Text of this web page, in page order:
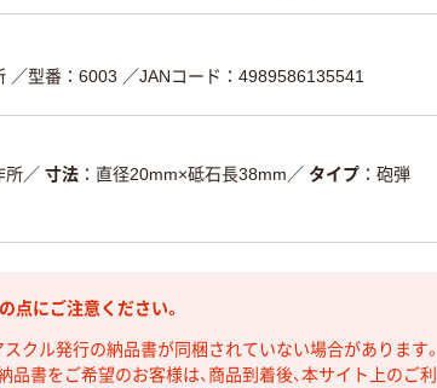
／型番：6003 ／JANコード：4989586135541
所／ 寸法 直径20mm×砥石長38mm ／ タイプ
砲弾
点にご注意ください。
スクル発行の納品書が同梱されていない場合があります。
品書をご希望のお客様は、商品到着後、本サイト上のご利